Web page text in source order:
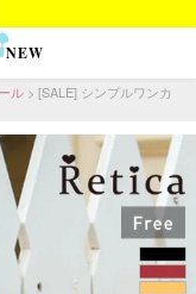
NEW
ル
[SALE] シンプルワンカ